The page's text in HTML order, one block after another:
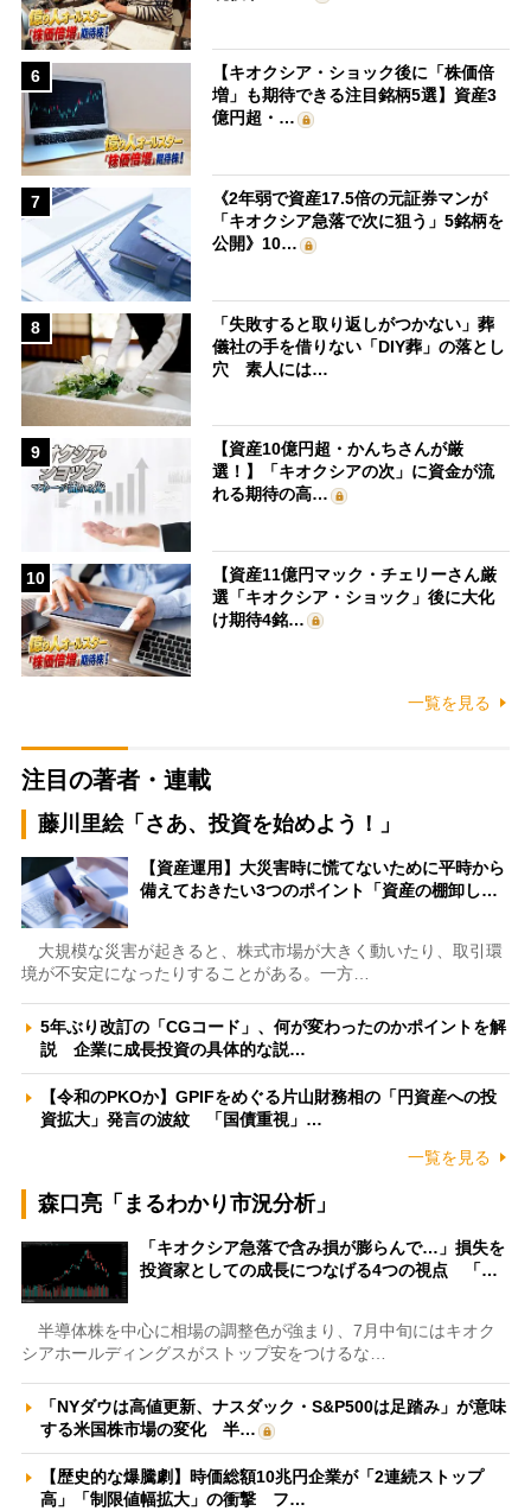
6
【キオクシア・ショック後に「株価倍
増」も期待できる注目銘柄5選】資産3
億円超・…
7
《2年弱で資産17.5倍の元証券マンが
「キオクシア急落で次に狙う」5銘柄を
公開》10…
8
「失敗すると取り返しがつかない」葬
儀社の手を借りない「DIY葬」の落とし
穴 素人には…
9
【資産10億円超・かんちさんが厳
選！】「キオクシアの次」に資金が流
れる期待の高…
10
【資産11億円マック・チェリーさん厳
選「キオクシア・ショック」後に大化
け期待4銘…
一覧を見る
注目の著者・連載
藤川里絵「さあ、投資を始めよう！」
【資産運用】大災害時に慌てないために平時から
備えておきたい3つのポイント「資産の棚卸し…
大規模な災害が起きると、株式市場が大きく動いたり、取引環
境が不安定になったりすることがある。一方…
5年ぶり改訂の「CGコード」、何が変わったのかポイントを解
説 企業に成長投資の具体的な説…
【令和のPKOか】GPIFをめぐる片山財務相の「円資産への投
資拡大」発言の波紋 「国債重視」…
一覧を見る
森口亮「まるわかり市況分析」
「キオクシア急落で含み損が膨らんで…」損失を
投資家としての成長につなげる4つの視点 「…
半導体株を中心に相場の調整色が強まり、7月中旬にはキオク
シアホールディングスがストップ安をつけるな…
「NYダウは高値更新、ナスダック・S&P500は足踏み」が意味
する米国株市場の変化 半…
【歴史的な爆騰劇】時価総額10兆円企業が「2連続ストップ
高」「制限値幅拡大」の衝撃 フ…